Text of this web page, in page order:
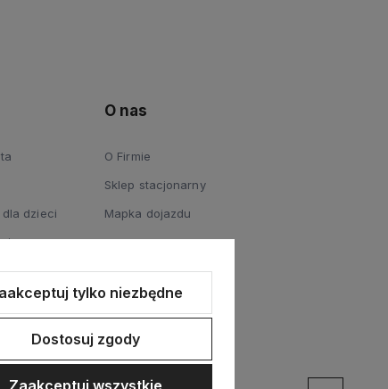
dzieci
O nas
O Firmie
Sklep stacjonarny
Mapka dojazdu
tylko niezbędne
Dostosuj zgody
Zaakceptuj wszystkie